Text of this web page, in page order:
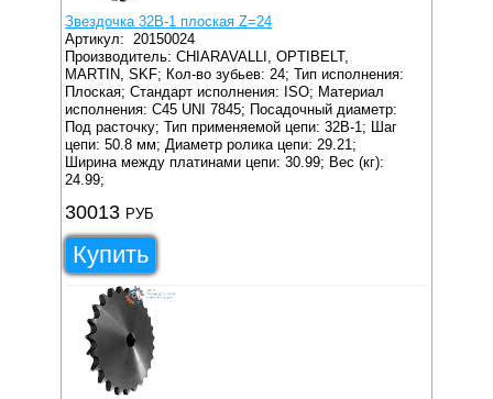
Звездочка 32B-1 плоская Z=24
Артикул: 20150024
Производитель: CHIARAVALLI, OPTIBELT,
MARTIN, SKF; Кол-во зубьев: 24; Тип исполнения:
Плоская; Стандарт исполнения: ISO; Материал
исполнения: C45 UNI 7845; Посадочный диаметр:
Под расточку; Тип применяемой цепи: 32B-1;
Шаг
цепи: 50.8 мм; Диаметр ролика цепи: 29.21;
Ширина между платинами цепи: 30.99; Вес (кг):
24.99;
30013 РУБ
Купить